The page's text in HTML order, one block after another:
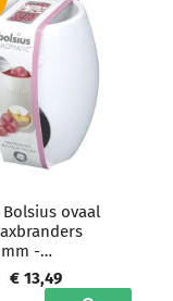
ovaal
-
€ 13,49